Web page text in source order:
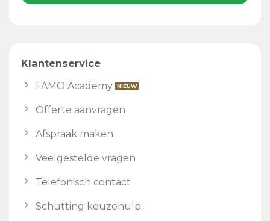
Klantenservice
FAMO Academy
Offerte aanvragen
Afspraak maken
Veelgestelde vragen
Telefonisch contact
Schutting keuzehulp